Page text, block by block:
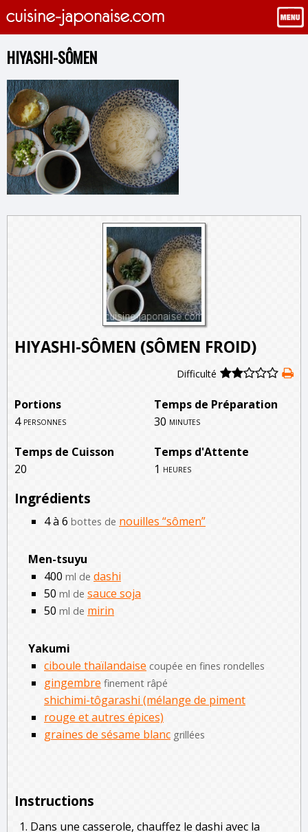
HIYASHI-SÔMEN
HIYASHI-SÔMEN (SÔMEN FROID)
Difficulté
Portions
Temps de Préparation
4 personnes 30 minutes
Temps de Cuisson
Temps d'Attente
20
1 heures
Ingrédients
4 à 6 bottes de nouilles “sômen”
Men-tsuyu
400 ml de dashi
50 ml de sauce soja
50 ml de mirin
Yakumi
ciboule thaïlandaise coupée en fines rondelles
gingembre finement râpé
shichimi-tôgarashi (mélange de piment
rouge et autres épices)
graines de sésame blanc grillées
Instructions
Dans une casserole, chauffez le dashi avec la